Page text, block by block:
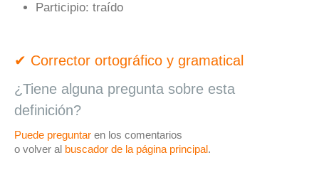
Participio: traído
✔ Corrector ortográfico y gramatical
¿Tiene alguna pregunta sobre esta
definición?
Puede preguntar en los comentarios
o volver al buscador de la página principal.